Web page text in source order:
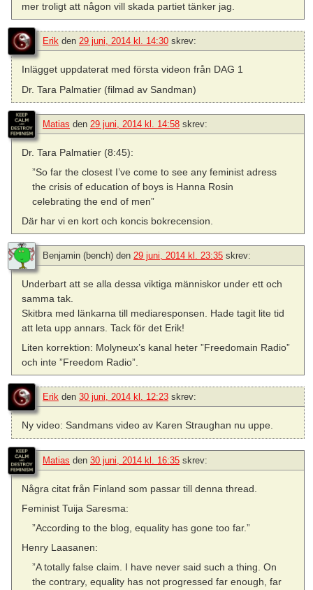
mer troligt att någon vill skada partiet tänker jag.
Erik den 29 juni, 2014 kl. 14:30 skrev:
Inlägget uppdaterat med första videon från DAG 1
Dr. Tara Palmatier (filmad av Sandman)
Matias den 29 juni, 2014 kl. 14:58 skrev:
Dr. Tara Palmatier (8:45):
”So far the closest I’ve come to see any feminist adress
the crisis of education of boys is Hanna Rosin
celebrating the end of men”
Där har vi en kort och koncis bokrecension.
Benjamin (bench) den 29 juni, 2014 kl. 23:35 skrev:
Underbart att se alla dessa viktiga människor under ett och
samma tak.
Skitbra med länkarna till mediaresponsen. Hade tagit lite tid
att leta upp annars. Tack för det Erik!
Liten korrektion: Molyneux’s kanal heter ”Freedomain Radio”
och inte ”Freedom Radio”.
Erik den 30 juni, 2014 kl. 12:23 skrev:
Ny video: Sandmans video av Karen Straughan nu uppe.
Matias den 30 juni, 2014 kl. 16:35 skrev:
Några citat från Finland som passar till denna thread.
Feminist Tuija Saresma:
”According to the blog, equality has gone too far.”
Henry Laasanen:
”A totally false claim. I have never said such a thing. On
the contrary, equality has not progressed far enough, far